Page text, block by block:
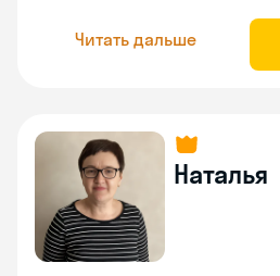
Читать дальше
Наталья